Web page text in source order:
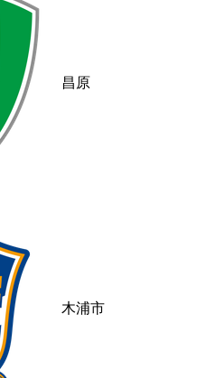
昌原
木浦市